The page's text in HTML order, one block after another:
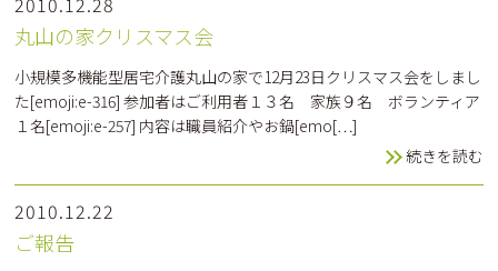
丸山の家クリスマス会
小規模多機能型居宅介護丸山の家で12月23日クリスマス会をしまし
た[emoji:e-316] 参加者はご利用者１３名 家族９名 ボランティア
１名[emoji:e-257] 内容は職員紹介やお鍋[emo[…]
続きを読む
2010.12.22
ご報告